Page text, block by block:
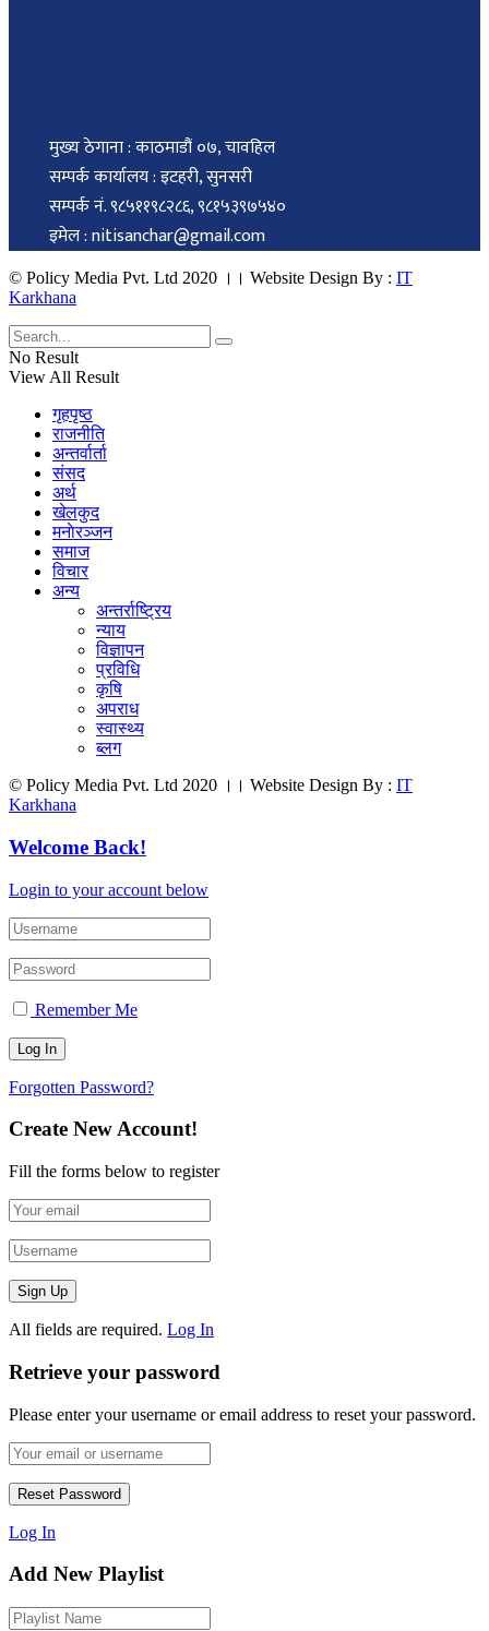
मुख्य ठेगाना : काठमाडौं ०७, चावहिल
सम्पर्क कार्यालय : इटहरी, सुनसरी
सम्पर्क नं. ९८५११९८२८६, ९८१५३९७५४०
इमेल : nitisanchar@gmail.com
© Policy Media Pvt. Ltd 2020 ।। Website Design By : IT
Karkhana
No Result
View All Result
गृहपृष्ठ
राजनीति
अन्तर्वार्ता
संसद
अर्थ
खेलकुद
मनाेरञ्जन
समाज
विचार
अन्य
अन्तर्राष्ट्रिय
न्याय
विज्ञापन
प्रविधि
कृषि
अपराध
स्वास्थ्य
ब्लग
© Policy Media Pvt. Ltd 2020 ।। Website Design By : IT
Karkhana
Welcome Back!
Login to your account below
Remember Me
Forgotten Password?
Create New Account!
Fill the forms below to register
All fields are required. Log In
Retrieve your password
Please enter your username or email address to reset your password.
Log In
Add New Playlist